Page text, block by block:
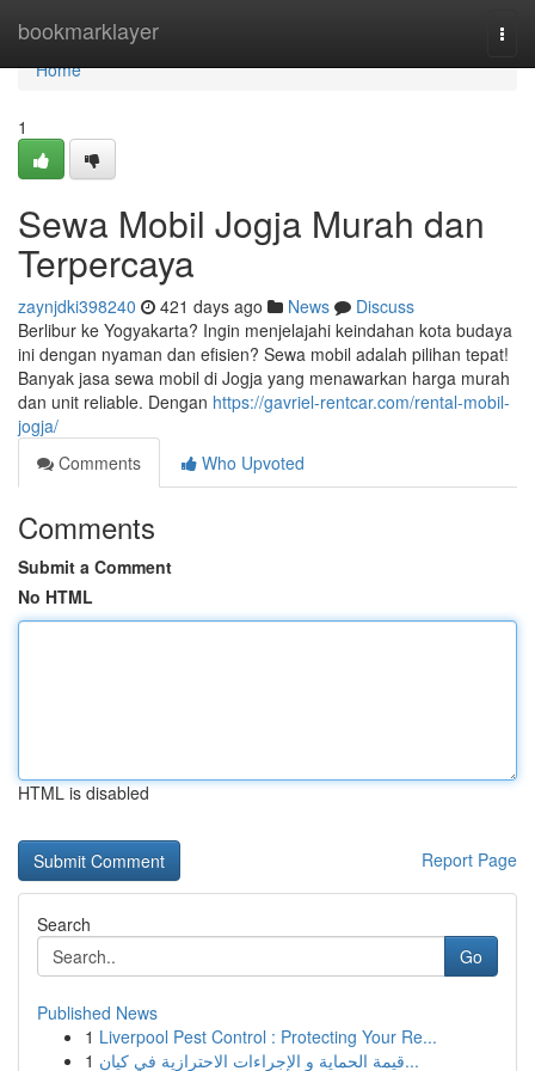
bookmarklayer
Home
Home
1
Sewa Mobil Jogja Murah dan
Terpercaya
zaynjdki398240 421 days ago News
Discuss
Berlibur ke Yogyakarta? Ingin menjelajahi keindahan kota budaya
ini dengan nyaman dan efisien? Sewa mobil adalah pilihan tepat!
Banyak jasa sewa mobil di Jogja yang menawarkan harga murah
dan unit reliable. Dengan https://gavriel-rentcar.com/rental-mobil-
jogja/
Comments
Who Upvoted
Comments
Submit a Comment
No HTML
HTML is disabled
Report Page
Search
Go
Published News
1 Liverpool Pest Control : Protecting Your Re...
1
قيمة الحماية و الإجراءات الاحترازية في كيان...